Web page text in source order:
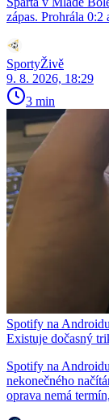
zápas. Prohrála
SportyŽivě
9. 8. 2026, 18:29
3 min
Spotify na
Existuje dočasný
Spotify na
nekonečného
oprava nemá